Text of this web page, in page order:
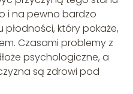
i na pewno bardzo
który pokaże,
Czasami problemy z
psychologiczne, a
są zdrowi pod